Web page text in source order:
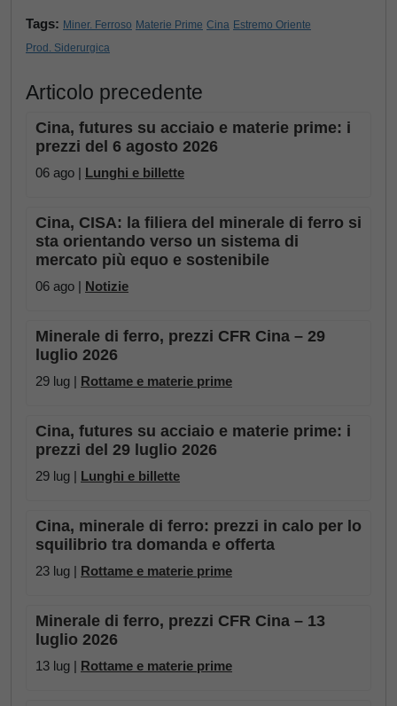
Tags: Miner. Ferroso Materie Prime Cina Estremo Oriente
Prod. Siderurgica
Articolo precedente
Cina, futures su acciaio e materie prime: i
prezzi del 6 agosto 2026
06 ago | Lunghi e billette
Cina, CISA: la filiera del minerale di ferro si
sta orientando verso un sistema di
mercato più equo e sostenibile
06 ago | Notizie
Minerale di ferro, prezzi CFR Cina – 29
luglio 2026
29 lug | Rottame e materie prime
Cina, futures su acciaio e materie prime: i
prezzi del 29 luglio 2026
29 lug | Lunghi e billette
Cina, minerale di ferro: prezzi in calo per lo
squilibrio tra domanda e offerta
23 lug | Rottame e materie prime
Minerale di ferro, prezzi CFR Cina – 13
luglio 2026
13 lug | Rottame e materie prime